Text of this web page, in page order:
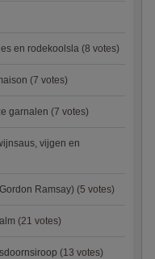
en rodekoolsla (8 votes)
(7 votes)
garnalen (7 votes)
vijgen en
Ramsay) (5 votes)
(21 votes)
(13 votes)